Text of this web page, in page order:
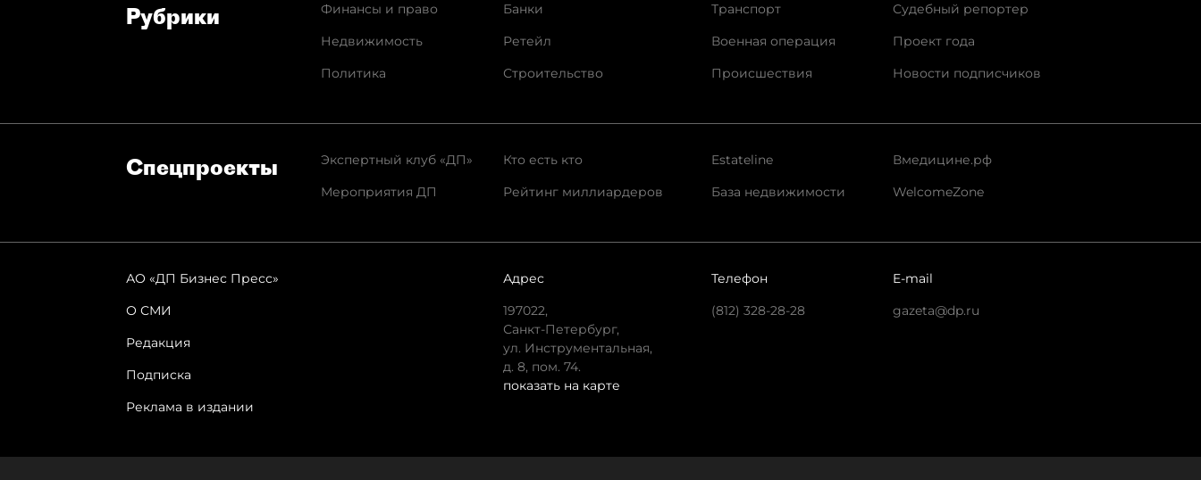
Рубрики
Финансы и право
Недвижимость
Политика
Банки
Ретейл
Строительство
Транспорт
Военная операция
Происшествия
Судебный репортер
Проект года
Новости подписчиков
Спец­проекты
Экспертный клуб «ДП»
Мероприятия ДП
Кто есть кто
Рейтинг миллиардеров
Estateline
База недвижимости
Вмедицине.рф
WelcomeZone
АО «ДП Бизнес Пресс»
О СМИ
Редакция
Подписка
Реклама в издании
Адрес
197022,
Санкт-Петербург,
ул. Инструментальная,
д. 8, пом. 74.
показать на карте
Телефон
(812) 328-28-28
E-mail
gazeta@dp.ru